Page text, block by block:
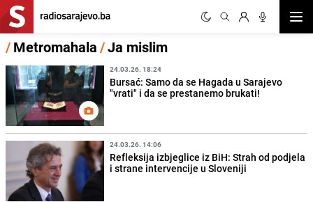
/Metromahala/Ja mislim
24.03.26. 18:24
Bursać: Samo da se Hagada u Sarajevo
"vrati" i da se prestanemo brukati!
24.03.26. 14:06
Refleksija izbjeglice iz BiH: Strah od podjela
i strane intervencije u Sloveniji